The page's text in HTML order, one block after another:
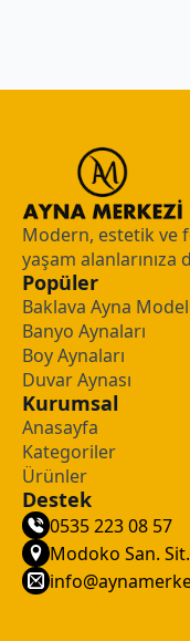
Modern, estetik ve
yaşam alanlarınıza
Popüler
Baklava Ayna
Banyo Aynaları
Boy Aynaları
Duvar Aynası
Kurumsal
Anasayfa
Kategoriler
Ürünler
Destek
0535 223 08 57
Modoko San.